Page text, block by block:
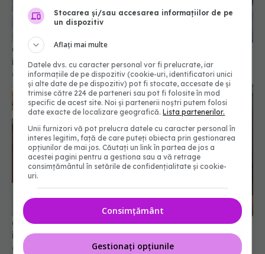
Combinația ideală pentru a evita deshidratarea
în timpul valurilor de căldură
07 sep 2025, 09:30
Ce se întâmplă cu mâncarea atunci când o
încălzești la microunde în recipient de plastic
06 mar 2026, 17:27
Stocarea și/sau accesarea informațiilor de pe
un dispozitiv
Aflați mai multe
Datele dvs. cu caracter personal vor fi prelucrate, iar
informațiile de pe dispozitiv (cookie-uri, identificatori unici
și alte date de pe dispozitiv) pot fi stocate, accesate de și
trimise către 224 de parteneri sau pot fi folosite în mod
specific de acest site. Noi și partenerii noștri putem folosi
date exacte de localizare geografică.Lista partenerilor.
Unii furnizori vă pot prelucra datele cu caracter personal în
interes legitim, față de care puteți obiecta prin gestionarea
opțiunilor de mai jos. Căutați un link în partea de jos a
acestei pagini pentru a gestiona sau a vă retrage
consimțământul în setările de confidențialitate și cookie-
uri.
Consimțământ
Gestionați opțiunile